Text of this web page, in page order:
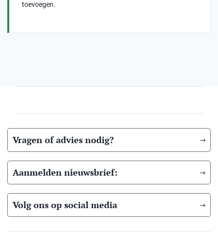
toevoegen.
Vragen of advies nodig?
Aanmelden nieuwsbrief:
Volg ons op social media